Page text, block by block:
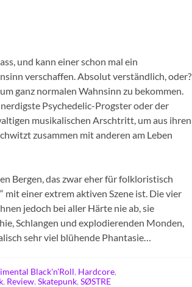
und kann einer schon mal ein
verschaffen. Absolut verständlich, oder?
ganz normalen Wahnsinn zu bekommen.
Psychedelic-Progster oder der
musikalischen Arschtritt, um aus ihren
zusammen mit anderen am Leben
Bergen, das zwar eher für folkloristisch
mit einer extrem aktiven Szene ist. Die vier
jedoch bei aller Härte nie ab, sie
Schlangen und explodierenden Monden,
sehr viel blühende Phantasie…
Black'n'Roll, Hardcore,
, Review, Skatepunk, SØSTRE